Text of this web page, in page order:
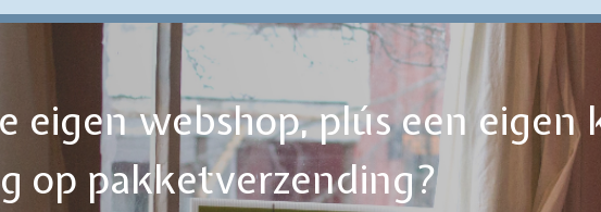
eigen webshop, plús een
op pakketverzending?